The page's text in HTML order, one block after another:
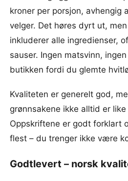
kroner per porsjon, avhengig
velger. Det høres dyrt ut,
inkluderer alle ingredienser,
sauser. Ingen matsvinn,
butikken fordi du glemte
Kvaliteten er generelt god,
grønnsakene ikke alltid er
Oppskriftene er godt forklart
flest – du trenger ikke være
Godtlevert – norsk